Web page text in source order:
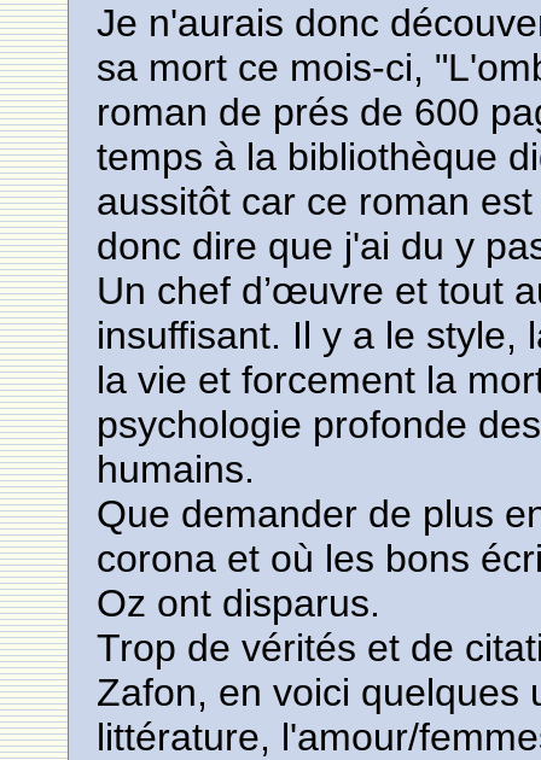
Je n'aurais donc
sa mort ce mois-ci,
roman de prés de 600
temps à la bibliothèque
aussitôt car ce roman
donc dire que j'ai du y
Un chef d’œuvre et tout
insuffisant. Il y a le style,
la vie et forcement la
psychologie profonde
humains.
Que demander de plus
corona et où les bons
Oz ont disparus.
Trop de vérités et de
Zafon, en voici quelques
littérature, l'amour/